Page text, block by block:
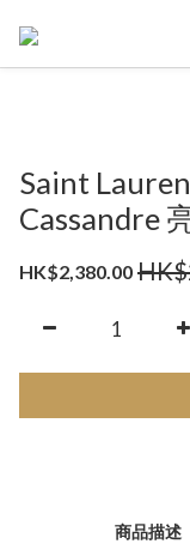
Saint
Cassandre
HK$2,380.00
商品描述